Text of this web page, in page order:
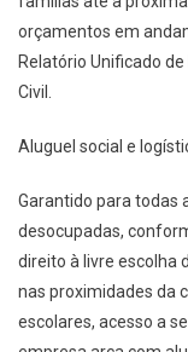
orçamentos em
Relatório Unificado
Civil.
Aluguel social e
Garantido para todas
desocupadas,
direito à livre escolha
nas proximidades da
escolares, acesso a